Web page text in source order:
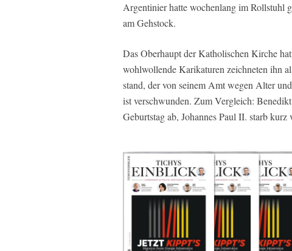
Argentinier hatte wochenlang im Rollstuhl
am Gehstock.
Das Oberhaupt der Katholischen Kirche
wohlwollende Karikaturen zeichneten ihn
stand, der von seinem Amt wegen Alter
ist verschwunden. Zum Vergleich:
Geburtstag ab, Johannes Paul II. starb kurz